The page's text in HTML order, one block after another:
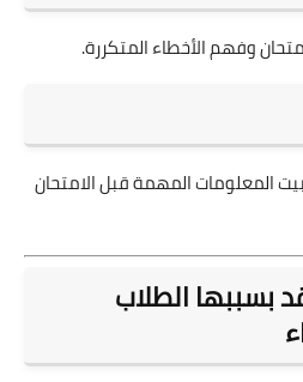
وفهم الأخطاء المتكررة.
المعلومات المهمة قبل الامتحان
بسببها الطلاب